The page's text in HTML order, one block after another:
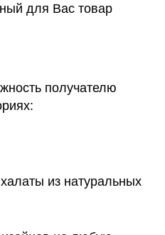
для Вас товар
получателю
из натуральных